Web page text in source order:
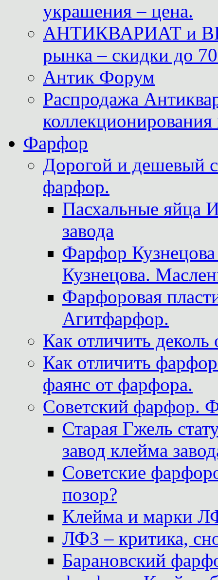
украшения – цена.
АНТИКВАРИАТ и
рынка – скидки до
Антик Форум
Распродажа
Фарфор
Дорогой и дешевый
фарфор.
Пасхальные яйца
завода
Фарфор
Кузнецова.
Фарфоровая
Агитфарфор.
Как отличить
Как отличить
фаянс от фарфора.
Советский фарфор.
Старая Гжель
завод клейма
Советские
позор?
Клейма и марки
ЛФЗ – критика,
Барановский